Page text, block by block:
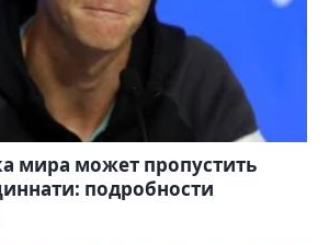
мира может пропустить
подробности